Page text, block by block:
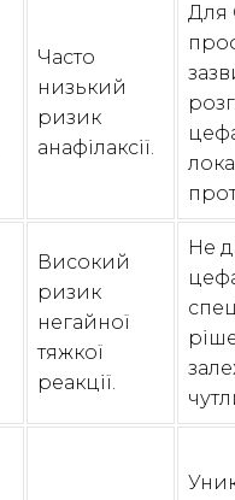
Часто
низький
ризик
анафілаксії.
Для
Високий
ризик
негайної
тяжкої
реакції.
Не